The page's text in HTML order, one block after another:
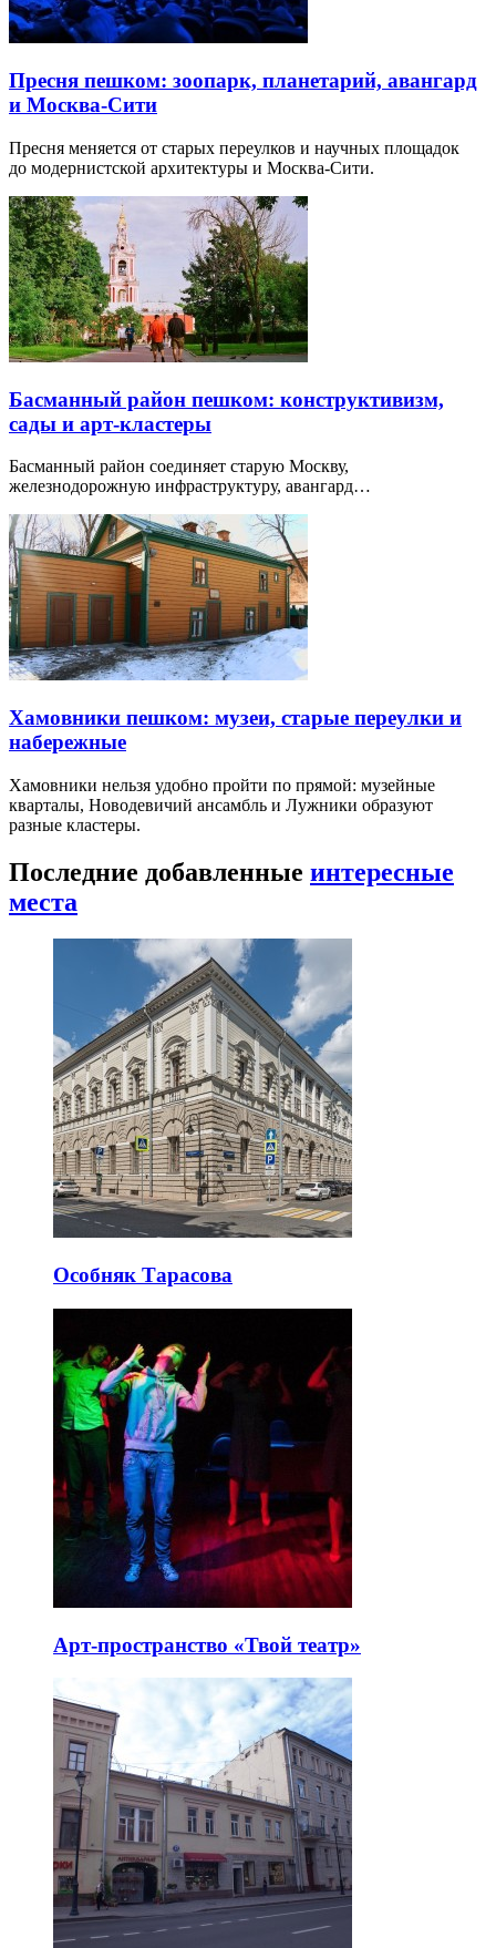
Пресня пешком: зоопарк, планетарий, авангард
и Москва-Сити
Пресня меняется от старых переулков и научных площадок
до модернистской архитектуры и Москва-Сити.
Басманный район пешком: конструктивизм,
сады и арт-кластеры
Басманный район соединяет старую Москву,
железнодорожную инфраструктуру, авангард…
Хамовники пешком: музеи, старые переулки и
набережные
Хамовники нельзя удобно пройти по прямой: музейные
кварталы, Новодевичий ансамбль и Лужники образуют
разные кластеры.
Последние добавленные интересные
места
Особняк Тарасова
Арт-пространство «Твой театр»